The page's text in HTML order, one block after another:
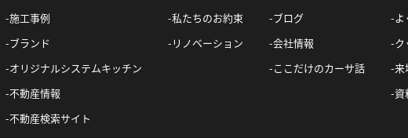
施工事例
ブランド
オリジナルシステムキッチン
不動産情報
不動産検索サイト
私たちのお約束
リノベーション
ブログ
会社情報
ここだけのカーサ話
よ
来
資